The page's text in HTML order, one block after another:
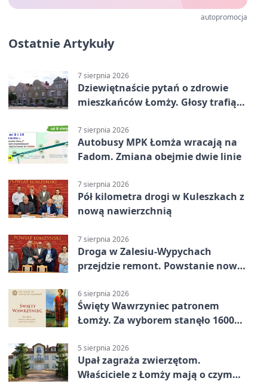
autopromocja
Ostatnie Artykuły
7 sierpnia 2026
Dziewiętnaście pytań o zdrowie
mieszkańców Łomży. Głosy trafią
7 sierpnia 2026
Autobusy MPK Łomża wracają na
Fadom. Zmiana obejmie dwie linie
7 sierpnia 2026
Pół kilometra drogi w Kuleszkach z
nową nawierzchnią
7 sierpnia 2026
Droga w Zalesiu-Wypychach
przejdzie remont. Powstanie nowa
6 sierpnia 2026
Święty Wawrzyniec patronem
Łomży. Za wyborem stanęło 1600
5 sierpnia 2026
Upał zagraża zwierzętom.
Właściciele z Łomży mają o czym